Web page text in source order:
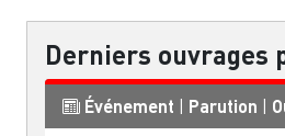
Derniers ouvrages
Événement | Parution |